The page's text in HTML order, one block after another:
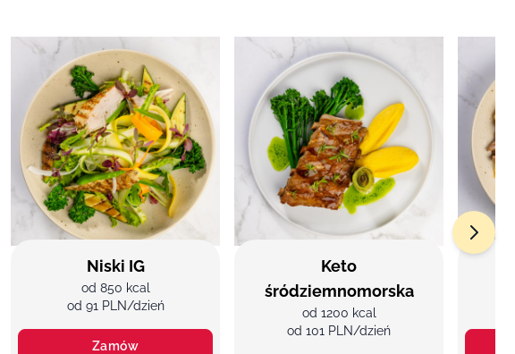
Niski IG
od 850 kcal
od 91 PLN/dzień
Zamów
Keto
śródziemnomorska
od 1200 kcal
od 101 PLN/dzień